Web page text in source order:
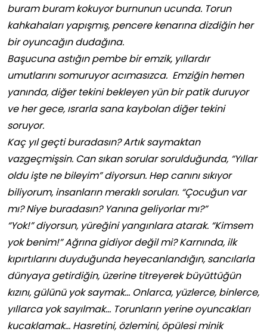
buram buram kokuyor burnunun ucunda. Torun
kahkahaları yapışmış, pencere kenarına dizdiğin her
bir oyuncağın dudağına.
Başucuna astığın pembe bir emzik, yıllardır
umutlarını somuruyor acımasızca. Emziğin hemen
yanında, diğer tekini bekleyen yün bir patik duruyor
ve her gece, ısrarla sana kaybolan diğer tekini
soruyor.
Kaç yıl geçti buradasın? Artık saymaktan
vazgeçmişsin. Can sıkan sorular sorulduğunda, “Yıllar
oldu işte ne bileyim” diyorsun. Hep canını sıkıyor
biliyorum, insanların meraklı soruları. “Çocuğun var
mı? Niye buradasın? Yanına geliyorlar mı?”
“Yok!” diyorsun, yüreğini yangınlara atarak. “Kimsem
yok benim!” Ağrına gidiyor değil mi? Karnında, ilk
kıpırtılarını duyduğunda heyecanlandığın, sancılarla
dünyaya getirdiğin, üzerine titreyerek büyüttüğün
kızını, gülünü yok saymak… Onlarca, yüzlerce, binlerce,
yıllarca yok sayılmak… Torunların yerine oyuncakları
kucaklamak… Hasretini, özlemini, öpülesi minik